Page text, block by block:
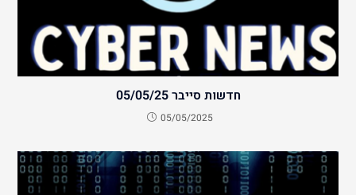
חדשות סייבר 05/05/25
05/05/2025